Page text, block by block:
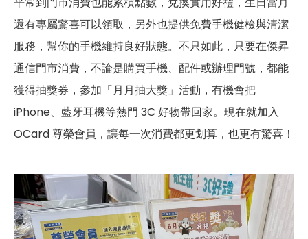
還有專屬驚喜可以領取，另外也提供免費手機健檢與清潔
服務，幫你的手機維持良好狀態。不只如此，只要在傑昇
通信門市消費，不論是購買手機、配件或辦理門號，都能
獲得抽獎券，參加「月月抽大獎」活動，有機會把
iPhone、藍牙耳機等熱門 3C 好物帶回家。現在就加入
OCard 尊榮會員，讓每一次消費都更划算，也更有驚喜！